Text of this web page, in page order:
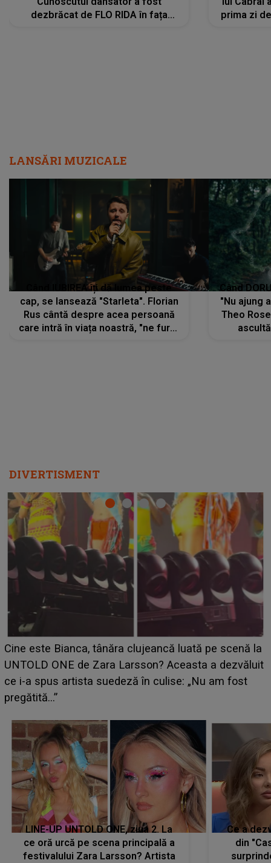
dezbrăcat de FLO RIDA în fața
prima zi
LANSĂRI MUZICALE
Când IUBIREA îți dă lumea peste
cap, se lansează "Starleta". Florian
Rus cântă despre acea persoană
care intră în viața noastră, "ne fură"
Când
"Nu ajung
Theo
DIVERTISMENT
HOROSCOP 11 august 2026. Marte intră în Rac și
aduce tensiuni uriașe pentru o zodie! Conflictele
izbucnesc din senin în jurul ei, iar o situație dificilă
scapă de sub control
LINE-UP UNTOLD ONE, ziua 2. La
ce oră urcă pe scena principală a
festivalului Zara Larsson? Artista
Ce a
din